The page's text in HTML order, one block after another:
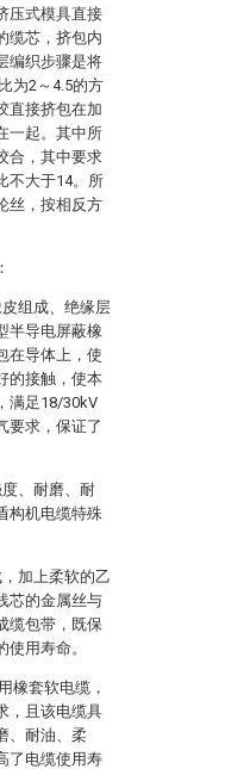
压式模具直接
缆芯，挤包内
编织步骤是将
为2～4.5的方
直接挤包在加
一起。其中所
合，其中要求
不大于14。所
丝，按相反方
组成、绝缘层
半导电屏蔽橡
在导体上，使
的接触，使本
满足18/30kV
要求，保证了
、耐磨、耐
构机电缆特殊
加上柔软的乙
芯的金属丝与
缆包带，既保
用寿命。
橡套软电缆，
，且该电缆具
、耐油、柔
了电缆使用寿